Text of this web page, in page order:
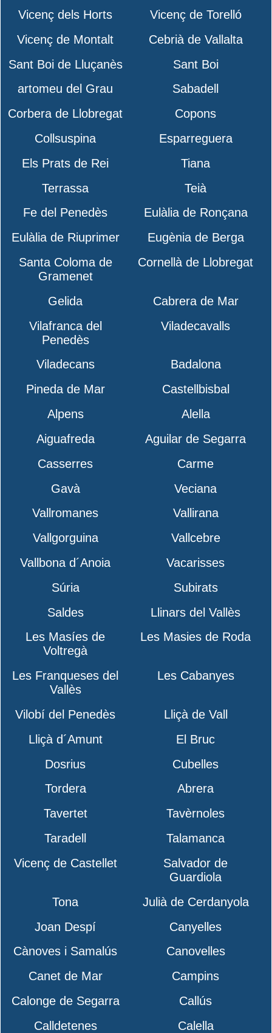
Vicenç dels Horts
Vicenç de Torelló
Vicenç de Montalt
Cebrià de Vallalta
Sant Boi de Lluçanès
Sant Boi
artomeu del Grau
Sabadell
Corbera de Llobregat
Copons
Collsuspina
Esparreguera
Els Prats de Rei
Tiana
Terrassa
Teià
Fe del Penedès
Eulàlia de Ronçana
Eulàlia de Riuprimer
Eugènia de Berga
Santa Coloma de
Gramenet
Cornellà de Llobregat
Gelida
Cabrera de Mar
Vilafranca del
Penedès
Viladecavalls
Viladecans
Badalona
Pineda de Mar
Castellbisbal
Alpens
Alella
Aiguafreda
Aguilar de Segarra
Casserres
Carme
Gavà
Veciana
Vallromanes
Vallirana
Vallgorguina
Vallcebre
Vallbona d´Anoia
Vacarisses
Súria
Subirats
Saldes
Llinars del Vallès
Les Masíes de
Voltregà
Les Masies de Roda
Les Franqueses del
Vallès
Les Cabanyes
Vilobí del Penedès
Lliçà de Vall
Lliçà d´Amunt
El Bruc
Dosrius
Cubelles
Tordera
Abrera
Tavertet
Tavèrnoles
Taradell
Talamanca
Vicenç de Castellet
Salvador de
Guardiola
Tona
Julià de Cerdanyola
Joan Despí
Canyelles
Cànoves i Samalús
Canovelles
Canet de Mar
Campins
Calonge de Segarra
Callús
Calldetenes
Calella